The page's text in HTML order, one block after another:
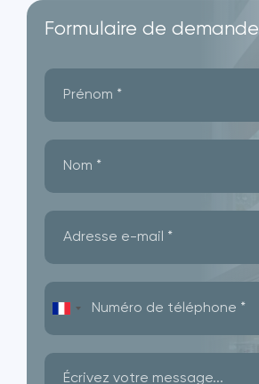
Formulaire de demande